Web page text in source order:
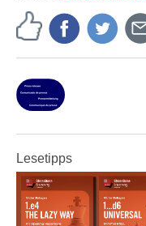
Lesetipps